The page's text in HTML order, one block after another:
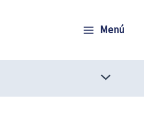
Menú